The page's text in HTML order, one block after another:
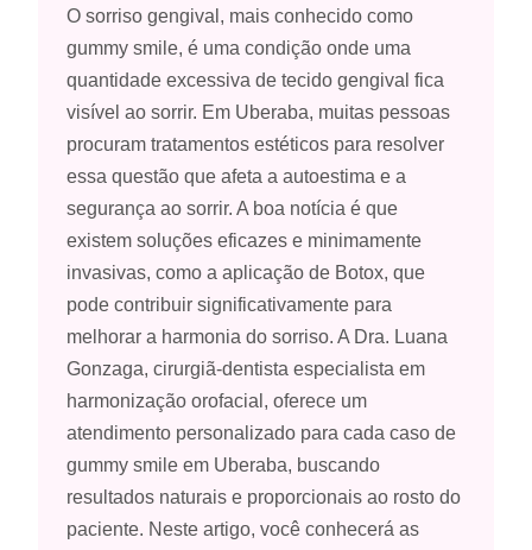
O sorriso gengival, mais conhecido como
gummy smile, é uma condição onde uma
quantidade excessiva de tecido gengival fica
visível ao sorrir. Em Uberaba, muitas pessoas
procuram tratamentos estéticos para resolver
essa questão que afeta a autoestima e a
segurança ao sorrir. A boa notícia é que
existem soluções eficazes e minimamente
invasivas, como a aplicação de Botox, que
pode contribuir significativamente para
melhorar a harmonia do sorriso. A Dra. Luana
Gonzaga, cirurgiã-dentista especialista em
harmonização orofacial, oferece um
atendimento personalizado para cada caso de
gummy smile em Uberaba, buscando
resultados naturais e proporcionais ao rosto do
paciente. Neste artigo, você conhecerá as